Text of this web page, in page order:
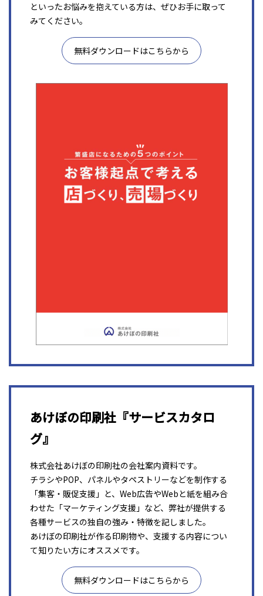
といったお悩みを抱えている方は、ぜひお手に取って
みてください。
無料ダウンロードはこちらから
あけぼの印刷社『サービスカタロ
グ』
株式会社あけぼの印刷社の会社案内資料です。
チラシやPOP、パネルやタペストリーなどを制作する
「集客・販促支援」と、Web広告やWebと紙を組み合
わせた「マーケティング支援」など、弊社が提供する
各種サービスの独自の強み・特徴を記しました。
あけぼの印刷社が作る印刷物や、支援する内容につい
て知りたい方にオススメです。
無料ダウンロードはこちらから